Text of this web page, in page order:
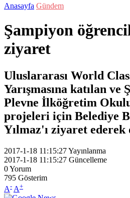
Anasayfa Gündem
Şampiyon
ziyaret
Uluslararası World
Yarışmasına katılan ve
Plevne İlköğretim
projeleri için Belediye
Yılmaz'ı ziyaret ederek
2017-1-18 11:15:27Yayınlanma
2017-1-18 11:15:27 Güncelleme
0Yorum
795 Gösterim
A- A+